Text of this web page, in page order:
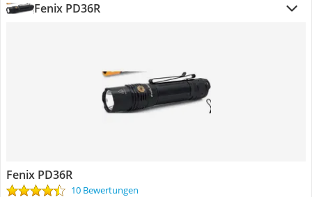
Fenix PD36R
Fenix PD36R
10 Bewertungen